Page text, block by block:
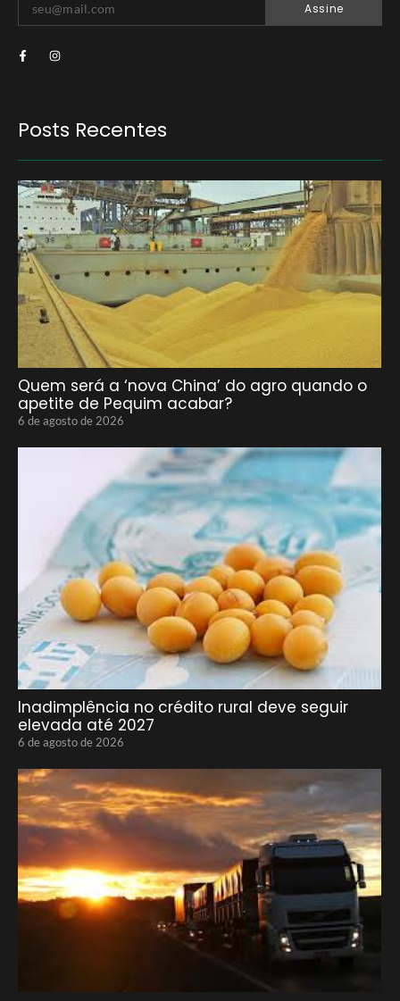
Assine
Posts Recentes
Quem será a ‘nova China’ do agro quando o
apetite de Pequim acabar?
6 de agosto de 2026
Inadimplência no crédito rural deve seguir
elevada até 2027
6 de agosto de 2026